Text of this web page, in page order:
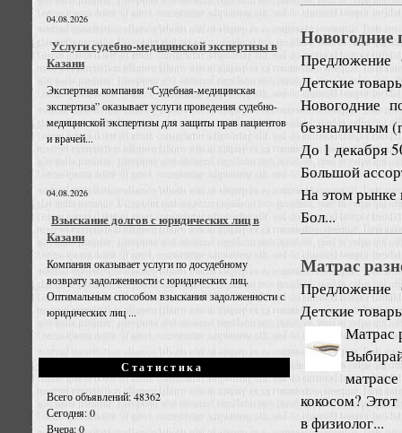
04.08.2026
Услуги судебно-медицинской экспертизы в
Казани
Экспертная компания “Судебная-медицинская
экспертиза” оказывает услуги проведения судебно-
медицинской экспертизы для защиты прав пациентов
и врачей...
04.08.2026
Взыскание долгов с юридических лиц в
Казани
Компания оказывает услуги по досудебному
возврату задолженности с юридических лиц.
Оптимальным способом взыскания задолженности с
юридических лиц ...
Статистика
Всего объявлений: 48362
Сегодня: 0
Вчера: 0
Новогодние
Предложение
Детские
Новогодние
безналичным
До 1 декабря
Большой
На этом рынке
Бол...
Матрас
Предложение
Детские
Матрас
кокосом?
в физиолог...